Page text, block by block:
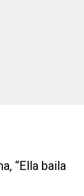
“Ella baila